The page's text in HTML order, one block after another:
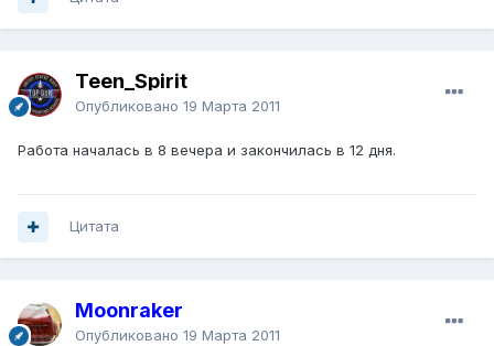
Teen_Spirit
Опубликовано 19 Марта 2011
Работа началась в 8 вечера и закончилась в 12 дня.
Цитата
Moonraker
Опубликовано 19 Марта 2011